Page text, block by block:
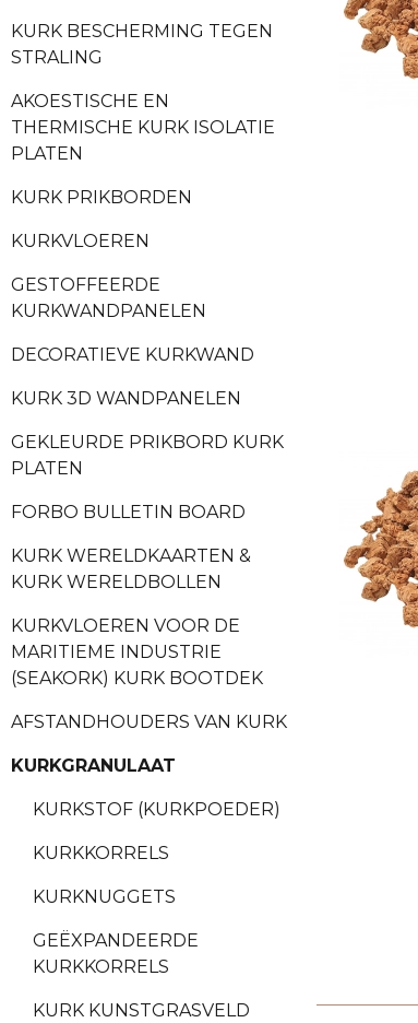
KURK BESCHERMING TEGEN
STRALING
AKOESTISCHE EN
THERMISCHE KURK ISOLATIE
PLATEN
KURK PRIKBORDEN
KURKVLOEREN
GESTOFFEERDE
KURKWANDPANELEN
DECORATIEVE KURKWAND
KURK 3D WANDPANELEN
GEKLEURDE PRIKBORD KURK
PLATEN
FORBO BULLETIN BOARD
KURK WERELDKAARTEN &
KURK WERELDBOLLEN
KURKVLOEREN VOOR DE
MARITIEME INDUSTRIE
(SEAKORK) KURK BOOTDEK
AFSTANDHOUDERS VAN KURK
KURKGRANULAAT
KURKSTOF (KURKPOEDER)
KURKKORRELS
KURKNUGGETS
GEËXPANDEERDE
KURKKORRELS
KURK KUNSTGRASVELD